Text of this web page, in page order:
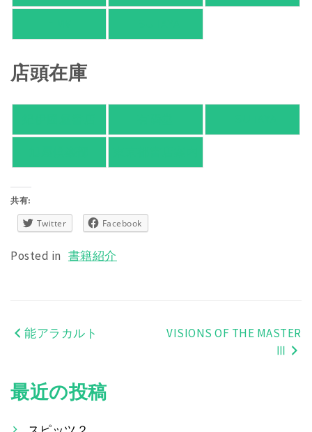
店頭在庫
共有:
Twitter Facebook
Posted in 書籍紹介
投
ナ
ビ
能アラカルト
VISIONS OF THE MASTER
Ⅲ
最近の投稿